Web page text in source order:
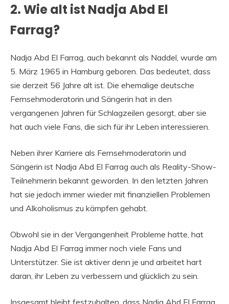
2. Wie alt ist Nadja Abd El
Farrag?
Nadja Abd El Farrag, auch bekannt als Naddel, wurde am
5. März 1965 in Hamburg geboren. Das bedeutet, dass
sie derzeit 56 Jahre alt ist. Die ehemalige deutsche
Fernsehmoderatorin und Sängerin hat in den
vergangenen Jahren für Schlagzeilen gesorgt, aber sie
hat auch viele Fans, die sich für ihr Leben interessieren.
Neben ihrer Karriere als Fernsehmoderatorin und
Sängerin ist Nadja Abd El Farrag auch als Reality-Show-
Teilnehmerin bekannt geworden. In den letzten Jahren
hat sie jedoch immer wieder mit finanziellen Problemen
und Alkoholismus zu kämpfen gehabt.
Obwohl sie in der Vergangenheit Probleme hatte, hat
Nadja Abd El Farrag immer noch viele Fans und
Unterstützer. Sie ist aktiver denn je und arbeitet hart
daran, ihr Leben zu verbessern und glücklich zu sein.
Insgesamt bleibt festzuhalten, dass Nadja Abd El Farrag